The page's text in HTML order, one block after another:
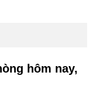
hôm nay,